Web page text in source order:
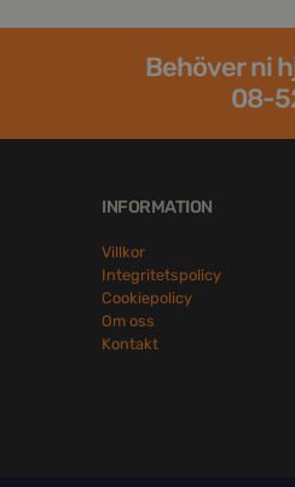
Behöver ni
08-
INFORMATION
Villkor
Integritetspolicy
Cookiepolicy
Om oss
Kontakt